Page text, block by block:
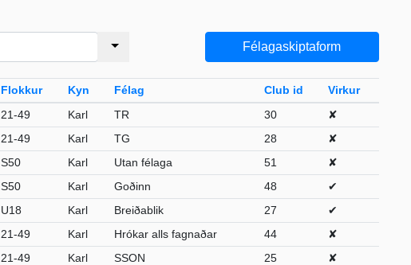
Félagaskiptaform
Flokkur Kyn Félag Club id
Virkur
21-49 Karl TR 30
✘
21-49 Karl TG 28
✘
S50 Karl Utan félaga 51
✘
S50 Karl Goðinn 48
✔
U18 Karl Breiðablik 27
✔
21-49 Karl Hrókar alls fagnaðar 44
✘
21-49 Karl SSON 25
✘